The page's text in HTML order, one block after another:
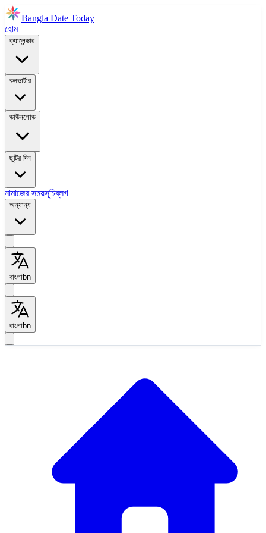
Bangla Date Today
হোম
ক্যালেন্ডার
কনভার্টার
ডাউনলোড
ছুটির দিন
নামাজের সময়সূচিব্লগ
অন্যান্য
বাংলাbn
বাংলাbn